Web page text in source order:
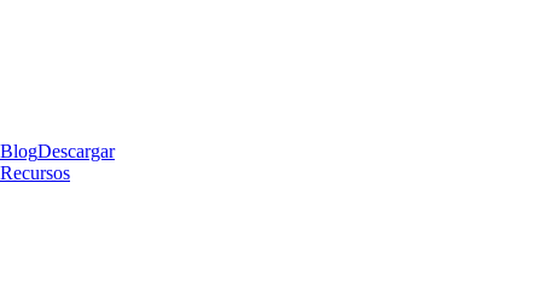
BlogDescargar
Recursos